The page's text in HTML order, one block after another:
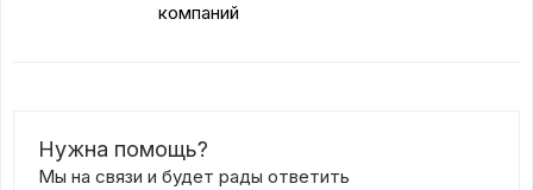
компаний
Нужна помощь?
Мы на связи и будет рады ответить